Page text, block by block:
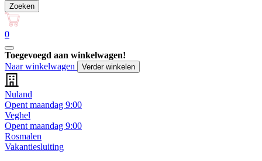
Zoeken
0
Toegevoegd aan winkelwagen!
Naar winkelwagen
Verder winkelen
Nuland
Opent maandag 9:00
Veghel
Opent maandag 9:00
Rosmalen
Vakantiesluiting